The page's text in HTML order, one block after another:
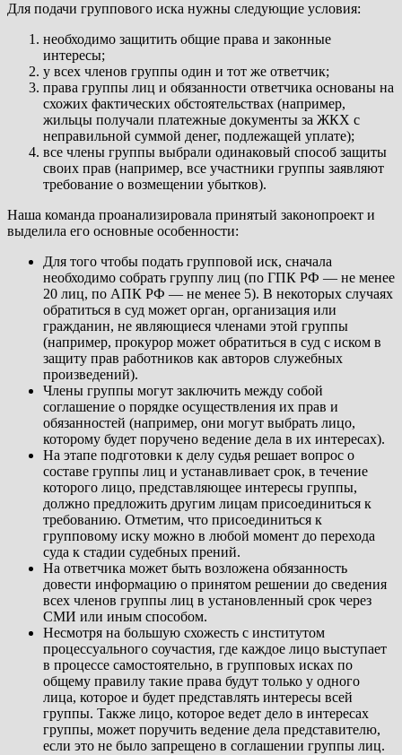
Для подачи группового иска нужны следующие условия:
необходимо защитить общие права и законные
интересы;
у всех членов группы один и тот же ответчик;
права группы лиц и обязанности ответчика основаны на
схожих фактических обстоятельствах (например,
жильцы получали платежные документы за ЖКХ с
неправильной суммой денег, подлежащей уплате);
все члены группы выбрали одинаковый способ защиты
своих прав (например, все участники группы заявляют
требование о возмещении убытков).
Наша команда проанализировала принятый законопроект и
выделила его основные особенности:
Для того чтобы подать групповой иск, сначала
необходимо собрать группу лиц (по ГПК РФ — не менее
20 лиц, по АПК РФ — не менее 5). В некоторых случаях
обратиться в суд может орган, организация или
гражданин, не являющиеся членами этой группы
(например, прокурор может обратиться в суд с иском в
защиту прав работников как авторов служебных
произведений).
Члены группы могут заключить между собой
соглашение о порядке осуществления их прав и
обязанностей (например, они могут выбрать лицо,
которому будет поручено ведение дела в их интересах).
На этапе подготовки к делу судья решает вопрос о
составе группы лиц и устанавливает срок, в течение
которого лицо, представляющее интересы группы,
должно предложить другим лицам присоединиться к
требованию. Отметим, что присоединиться к
групповому иску можно в любой момент до перехода
суда к стадии судебных прений.
На ответчика может быть возложена обязанность
довести информацию о принятом решении до сведения
всех членов группы лиц в установленный срок через
СМИ или иным способом.
Несмотря на большую схожесть с институтом
процессуального соучастия, где каждое лицо выступает
в процессе самостоятельно, в групповых исках по
общему правилу такие права будут только у одного
лица, которое и будет представлять интересы всей
группы. Также лицо, которое ведет дело в интересах
группы, может поручить ведение дела представителю,
если это не было запрещено в соглашении группы лиц.